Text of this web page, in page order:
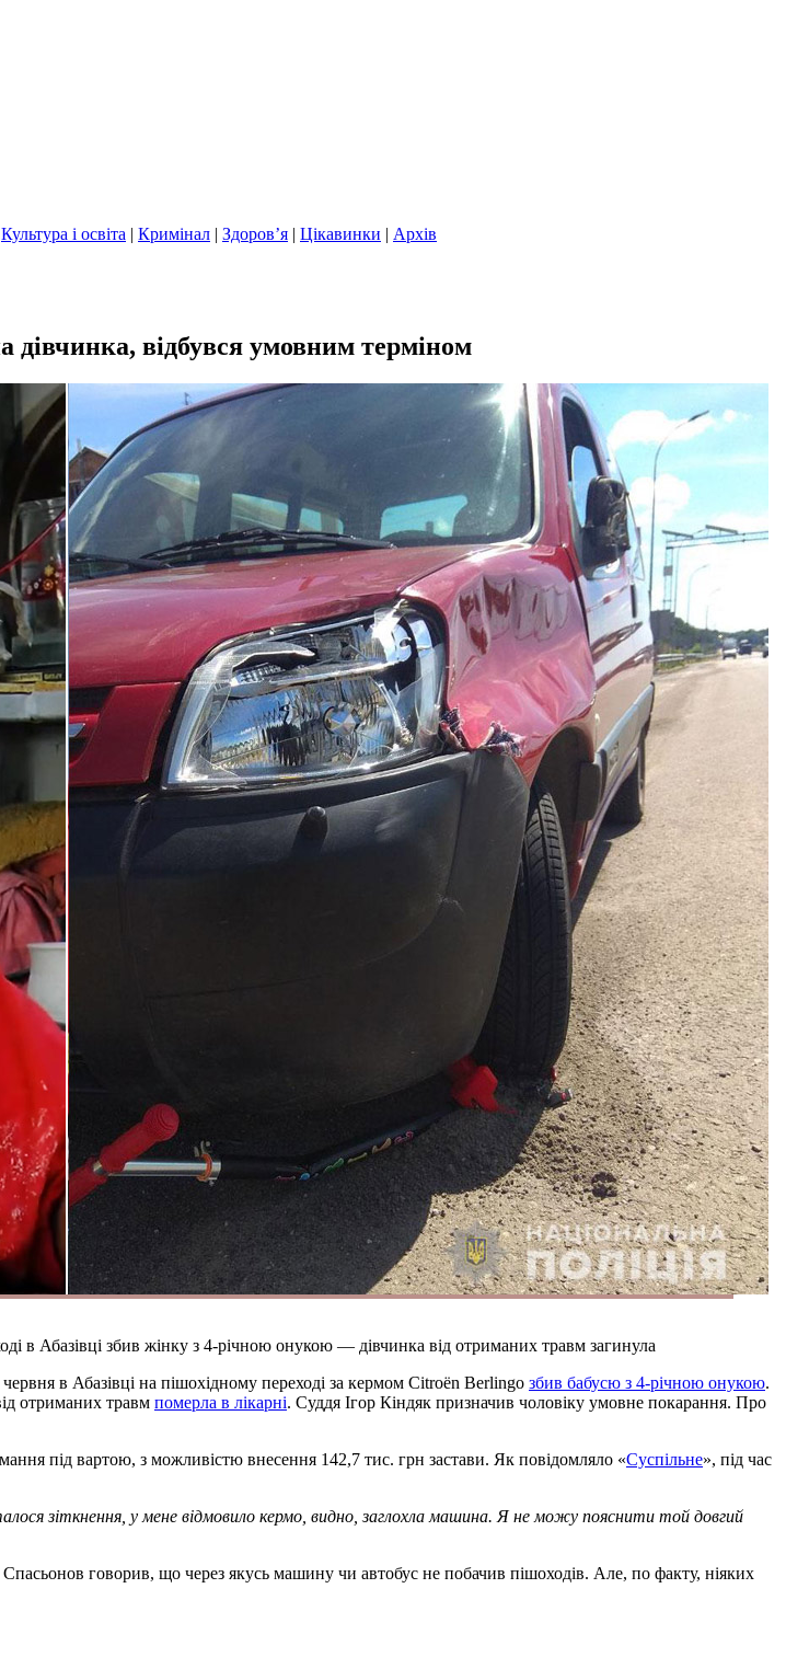
Культура і освіта | Кримінал | Здоров’я | Цікавинки | Архів
дівчинка, відбувся умовним терміном
в Абазівці збив жінку з 4-річною онукою — дівчинка від отриманих травм загинула
в Абазівці на пішохідному переході за кермом Citroën Berlingo збив бабусю з 4-річною онукою.
отриманих травм померла в лікарні. Суддя Ігор Кіндяк призначив чоловіку умовне покарання. Про
під вартою, з можливістю внесення 142,7 тис. грн застави. Як повідомляло «Суспільне», під час
зіткнення, у мене відмовило кермо, видно, заглохла машина. Я не можу пояснити той довгий
говорив, що через якусь машину чи автобус не побачив пішоходів. Але, по факту, ніяких